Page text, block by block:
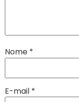
Nome *
E-mail *